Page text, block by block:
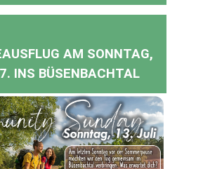
AM SONNTAG,
INS BÜSENBACHTAL